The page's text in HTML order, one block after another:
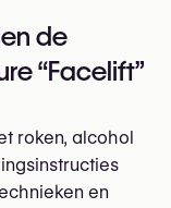
de
“Facelift”
roken, alcohol
en